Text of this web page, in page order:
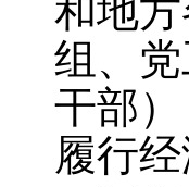
和地
组、
干部
履行